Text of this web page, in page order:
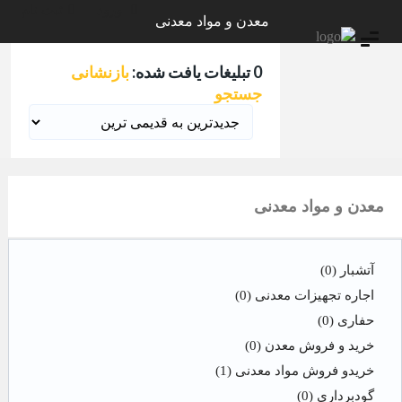
معدن و مواد معدنی
0 تبلیغات یافت شده:
بازنشانی
جستجو
معدن و مواد معدنی
آتشبار (0)
اجاره تجهیزات معدنی (0)
حفاری (0)
خرید و فروش معدن (0)
خریدو فروش مواد معدنی (1)
گودبرداری (0)